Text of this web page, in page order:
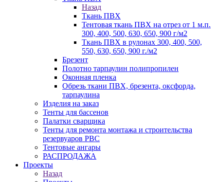
Назад
Ткань ПВХ
Тентовая ткань ПВХ на отрез от 1 м.п.
300, 400, 500, 630, 650, 900 г/м2
Ткань ПВХ в рулонах 300, 400, 500,
550, 630, 650, 900 г./м2
Брезент
Полотно тарпаулин полипропилен
Оконная пленка
Обрезь ткани ПВХ, брезента, оксфорда,
тарпаулина
Изделия на заказ
Тенты для бассенов
Палатки сварщика
Тенты для ремонта монтажа и строительства
резервуаров РВС
Тентовые ангары
РАСПРОДАЖА
Проекты
Назад